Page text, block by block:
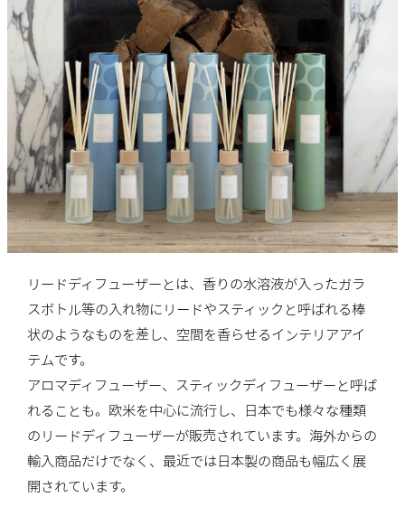
リードディフューザーとは、香りの水溶液が入ったガラ
スボトル等の入れ物にリードやスティックと呼ばれる棒
状のようなものを差し、空間を香らせるインテリアアイ
テムです。
アロマディフューザー、スティックディフューザーと呼ば
れることも。欧米を中心に流行し、日本でも様々な種類
のリードディフューザーが販売されています。海外からの
輸入商品だけでなく、最近では日本製の商品も幅広く展
開されています。